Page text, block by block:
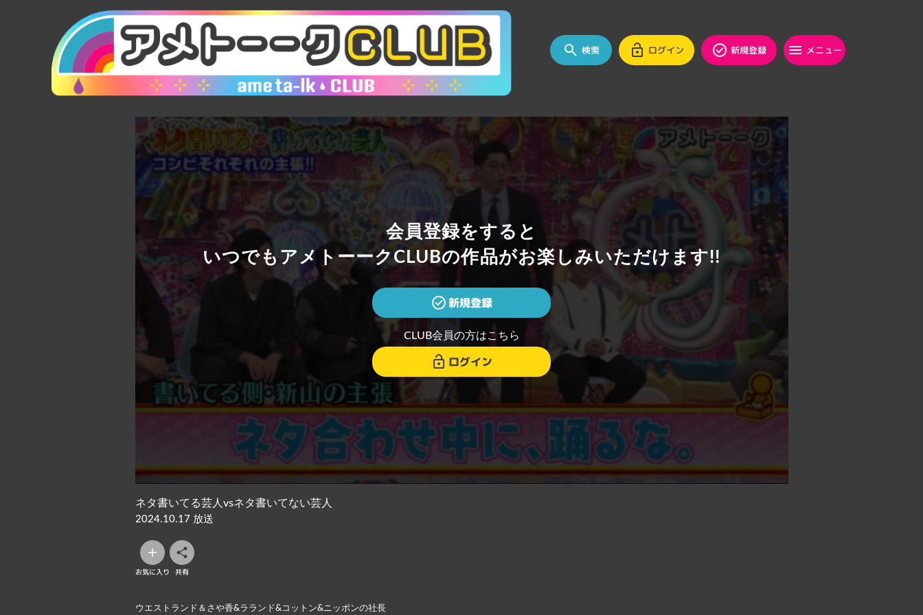
検索 ログイン 新規登録 メニュー
会員登録をすると
いつでもアメトーークCLUBの作品がお楽しみいただけます!!
新規登録
CLUB会員の方はこちら
ログイン
ネタ書いてる芸人vsネタ書いてない芸人
2024.10.17 放送
お気に入り 共有
ウエストランド＆さや香&ラランド&コットン&ニッポンの社長